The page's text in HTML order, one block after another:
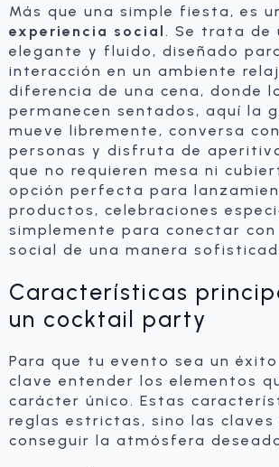
Más que una simple fiesta, es
experiencia social . Se trata de
elegante y fluido, diseñado
interacción en un ambiente
diferencia de una cena, donde
permanecen sentados, aquí la
mueve libremente, conversa
personas y disfruta de
que no requieren mesa ni
opción perfecta para
productos, celebraciones
simplemente para conectar
social de una manera
Características
un cocktail party
Para que tu evento sea un
clave entender los elementos
carácter único. Estas
reglas estrictas, sino las claves
conseguir la atmósfera